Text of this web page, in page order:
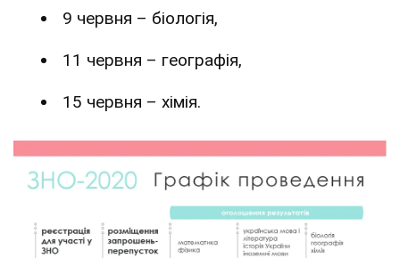
9 червня – біологія,
11 червня – географія,
15 червня – хімія.